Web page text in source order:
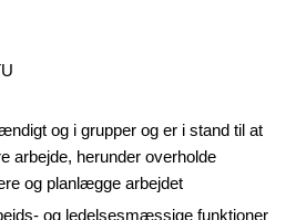
og i grupper og er i stand til at
arbejde, herunder overholde
og planlægge arbejdet
og ledelsesmæssige funktioner